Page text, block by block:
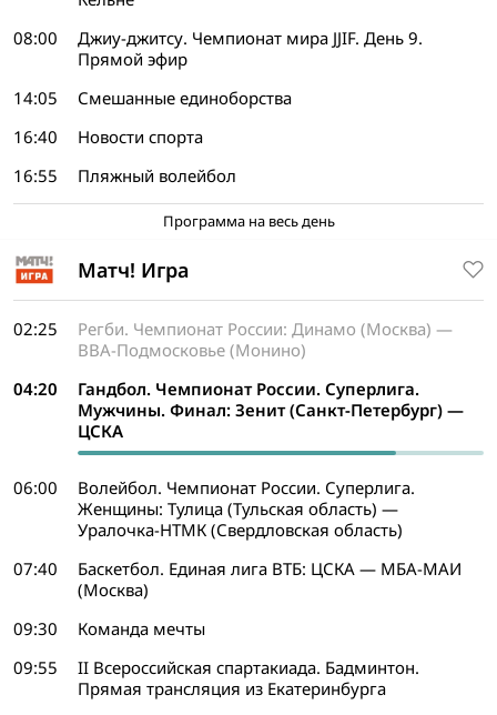
08:00
Джиу-джитсу. Чемпионат мира JJIF. День 9.
Прямой эфир
14:05
Смешанные единоборства
16:40
Новости спорта
16:55
Пляжный волейбол
Программа на весь день
Матч! Игра
02:25
Регби. Чемпионат России: Динамо (Москва) —
ВВА-Подмосковье (Монино)
04:20
Гандбол. Чемпионат России. Суперлига.
Мужчины. Финал: Зенит (Санкт-Петербург) —
ЦСКА
06:00
Волейбол. Чемпионат России. Суперлига.
Женщины: Тулица (Тульская область) —
Уралочка-НТМК (Свердловская область)
07:40
Баскетбол. Единая лига ВТБ: ЦСКА — МБА-МАИ
(Москва)
09:30
Команда мечты
09:55
II Всероссийская спартакиада. Бадминтон.
Прямая трансляция из Екатеринбурга